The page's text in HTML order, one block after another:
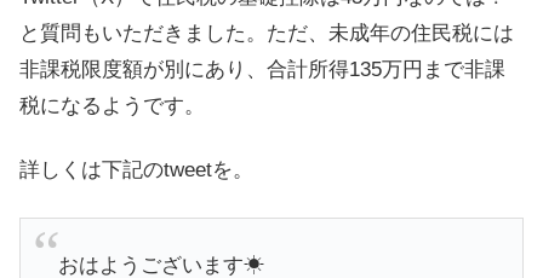
と質問もいただきました。ただ、未成年の住民税には
非課税限度額が別にあり、合計所得135万円まで非課
税になるようです。
詳しくは下記のtweetを。
おはようございます☀